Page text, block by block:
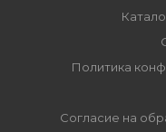
Политика
Согласие на